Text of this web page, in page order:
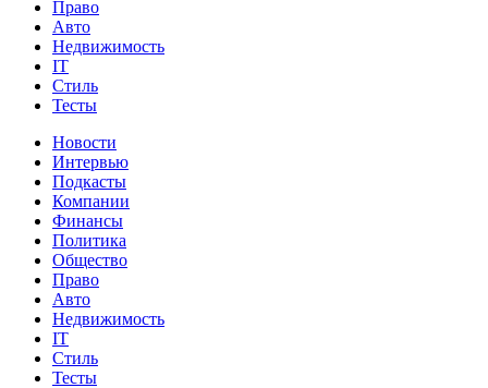
Право
Авто
Недвижимость
IT
Стиль
Тесты
Новости
Интервью
Подкасты
Компании
Финансы
Политика
Общество
Право
Авто
Недвижимость
IT
Стиль
Тесты